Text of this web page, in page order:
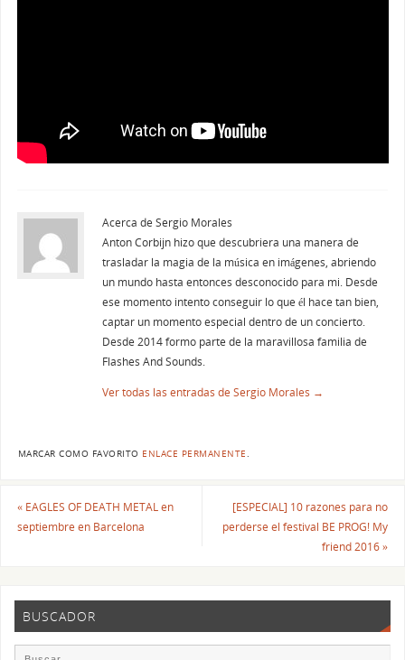
Acerca de Sergio Morales
Anton Corbijn hizo que descubriera una manera de
trasladar la magia de la música en imágenes, abriendo
un mundo hasta entonces desconocido para mi. Desde
ese momento intento conseguir lo que él hace tan bien,
captar un momento especial dentro de un concierto.
Desde 2014 formo parte de la maravillosa familia de
Flashes And Sounds.
Ver todas las entradas de Sergio Morales →
MARCAR COMO FAVORITO ENLACE PERMANENTE.
«EAGLES OF DEATH METAL en
septiembre en Barcelona
[ESPECIAL] 10 razones para no
perderse el festival BE PROG! My
friend 2016»
BUSCADOR